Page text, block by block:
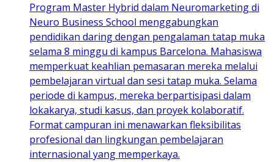
Program Master Hybrid dalam Neuromarketing di
Neuro Business School menggabungkan
pendidikan daring dengan pengalaman tatap muka
selama 8 minggu di kampus Barcelona. Mahasiswa
memperkuat keahlian pemasaran mereka melalui
pembelajaran virtual dan sesi tatap muka. Selama
periode di kampus, mereka berpartisipasi dalam
lokakarya, studi kasus, dan proyek kolaboratif.
Format campuran ini menawarkan fleksibilitas
profesional dan lingkungan pembelajaran
internasional yang memperkaya.